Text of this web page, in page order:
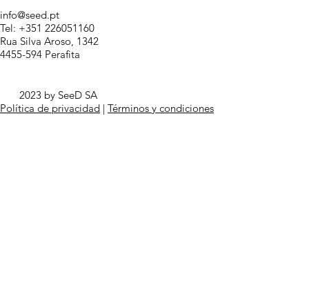
2023 by SeeD SA
Política de privacidad | Términos y condiciones
info@seed.pt
Tel: +351 226051160
Rua Silva Aroso, 1342
4455-594 Perafita